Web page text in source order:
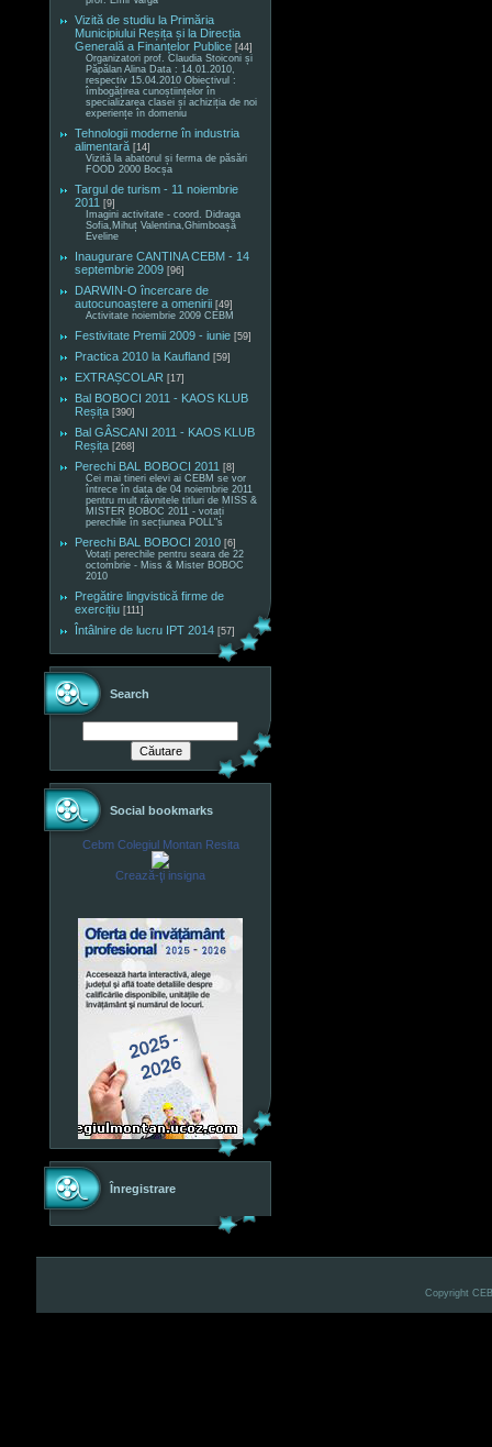
Vizită de studiu la Primăria
Municipiului Reșița și la Direcția
Generală a Finanțelor Publice [44]
Organizatori prof. Claudia Stoiconi și
Păpălan Alina Data : 14.01.2010,
respectiv 15.04.2010 Obiectivul :
îmbogățirea cunoștiințelor în
specializarea clasei și achiziția de noi
experiențe în domeniu
Tehnologii moderne în industria
alimentară [14]
Vizită la abatorul și ferma de păsări
FOOD 2000 Bocșa
Targul de turism - 11 noiembrie
2011 [9]
Imagini activitate - coord. Didraga
Sofia,Mihuț Valentina,Ghimboașă
Eveline
Inaugurare CANTINA CEBM - 14
septembrie 2009 [96]
DARWIN-O încercare de
autocunoaștere a omenirii [49]
Activitate noiembrie 2009 CEBM
Festivitate Premii 2009 - iunie [59]
Practica 2010 la Kaufland [59]
EXTRAȘCOLAR [17]
Bal BOBOCI 2011 - KAOS KLUB
Reșița [390]
Bal GÂSCANI 2011 - KAOS KLUB
Reșița [268]
Perechi BAL BOBOCI 2011 [8]
Cei mai tineri elevi ai CEBM se vor
întrece în data de 04 noiembrie 2011
pentru mult râvnitele titluri de MISS &
MISTER BOBOC 2011 - votați
perechile în secțiunea POLL"s
Perechi BAL BOBOCI 2010 [6]
Votați perechile pentru seara de 22
octombrie - Miss & Mister BOBOC
2010
Pregătire lingvistică firme de
exercițiu [111]
Întâlnire de lucru IPT 2014 [57]
Search
Social bookmarks
Cebm Colegiul Montan Resita
Crează-ţi insigna
Înregistrare
Copyright